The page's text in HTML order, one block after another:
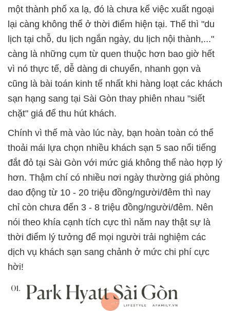
một thành phố xa lạ, đó là chưa kể việc xuất ngoại
lại càng không thể ở thời điểm hiện tại. Thế thì "du
lịch tại chỗ, du lịch ngắn ngày, du lịch nội thành,..."
càng là những cụm từ quen thuộc hơn bao giờ hết
vì nó thực tế, dễ dàng di chuyển, nhanh gọn và
cũng là bài toán kinh tế nhất khi hàng loạt các khách
sạn hạng sang tại Sài Gòn thay phiên nhau "siết
chặt" giá để thu hút khách.
Chính vì thế mà vào lúc này, bạn hoàn toàn có thể
thoải mái lựa chọn nhiều khách sạn 5 sao nổi tiếng
đắt đỏ tại Sài Gòn với mức giá không thể nào hợp lý
hơn. Thậm chí có nhiều nơi ngày thường giá phòng
dao động từ 10 - 20 triệu đồng/người/đêm thì nay
chỉ còn chưa đến 3 - 8 triệu đồng/người/đêm. Nên
nói theo khía cạnh tích cực thì năm nay thật sự là
thời điểm lý tưởng để mọi người trải nghiệm các
dịch vụ khách sạn sang chảnh ở mức chi phí cực
hời!